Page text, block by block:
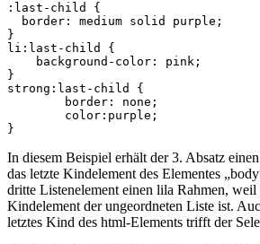
:last-child
{
border : medium solid purple ;
}
li :last-child
{
background-color : pink ;
}
strong :last-child
{
border : none ;
color : purple ;
}
In diesem Beispiel erhält der 3. Absatz
das letzte Kindelement des Elementes
dritte Listenelement einen lila Rahmen, weil
Kindelement der ungeordneten Liste ist.
letztes Kind des html-Elements trifft der